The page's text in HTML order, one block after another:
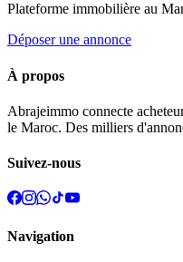
Plateforme immobilière au
Déposer une annonce
À propos
Abrajeimmo connecte
le Maroc. Des milliers
Suivez-nous
Navigation